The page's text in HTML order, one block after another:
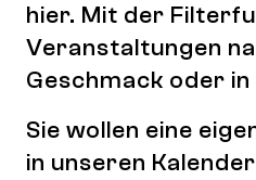
hier. Mit der
Veranstaltungen
Geschmack oder
Sie wollen eine
in unseren